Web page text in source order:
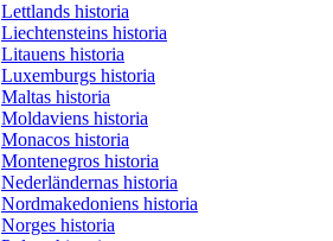
Lettlands historia
Liechtensteins historia
Litauens historia
Luxemburgs historia
Maltas historia
Moldaviens historia
Monacos historia
Montenegros historia
Nederländernas historia
Nordmakedoniens historia
Norges historia